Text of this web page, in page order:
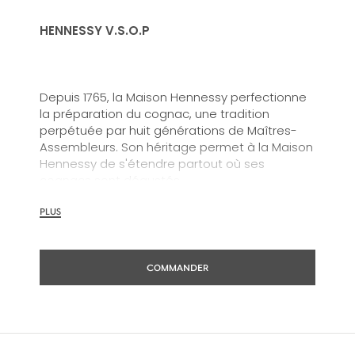
HENNESSY V.S.O.P
Depuis 1765, la Maison Hennessy perfectionne
la préparation du cognac, une tradition
perpétuée par huit générations de Maîtres-
Assembleurs. Son héritage permet à la Maison
Hennessy de s'étendre partout où ses
En 1817, James Hennessy a créé un mélange
singulier pour le futur roi George IV
nom de Hennessy V.S.O.P.
PLUS
COMMANDER